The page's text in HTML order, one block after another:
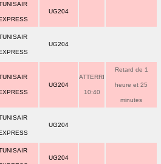
UG204
UG204
UG204
ATTERRI
10:40
Retard de 1
heure et 25
minutes
UG204
UG204